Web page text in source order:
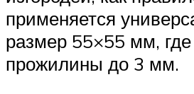
применяется
размер 55×55 мм,
прожилины до 3 мм.